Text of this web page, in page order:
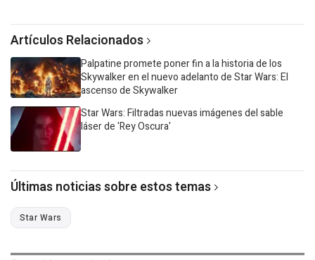
Artículos Relacionados
Palpatine promete poner fin a la historia de los
Skywalker en el nuevo adelanto de Star Wars: El
ascenso de Skywalker
Star Wars: Filtradas nuevas imágenes del sable
láser de 'Rey Oscura'
Últimas noticias sobre estos temas
Star Wars